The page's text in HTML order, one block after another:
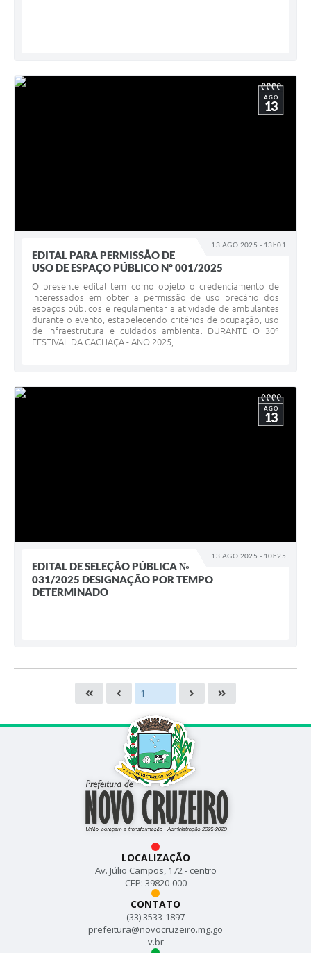
13 AGO 2025 - 13h01
AGO
13
EDITAL PARA PERMISSÃO DE
USO DE ESPAÇO PÚBLICO Nº 001/2025
O presente edital tem como objeto o credenciamento de
interessados em obter a permissão de uso precário dos
espaços públicos e regulamentar a atividade de ambulantes
durante o evento, estabelecendo critérios de ocupação, uso
de infraestrutura e cuidados ambiental DURANTE O 30º
FESTIVAL DA CACHAÇA - ANO 2025,...
13 AGO 2025 - 10h25
AGO
13
EDITAL DE SELEÇÃO PÚBLICA №
031/2025 DESIGNAÇÃO POR TEMPO
DETERMINADO
LOCALIZAÇÃO
Av. Júlio Campos, 172 - centro
CEP: 39820-000
CONTATO
(33) 3533-1897
prefeitura@novocruzeiro.mg.go
v.br